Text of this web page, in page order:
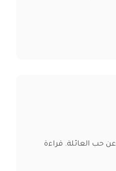
حب العائلة. قراءة